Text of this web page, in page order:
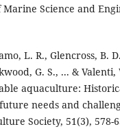
Science and
L. R., Glencross, B.
G. S., ... & Valenti,
aquaculture:
needs and
Society, 51(3), 578-